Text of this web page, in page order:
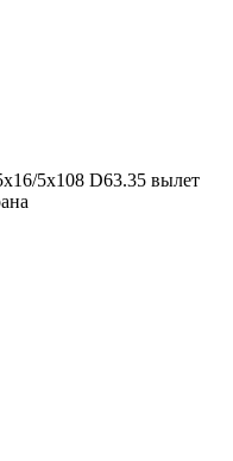
5x108 D63.35 вылет